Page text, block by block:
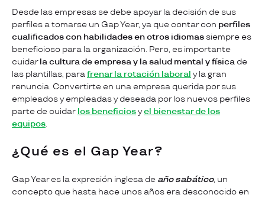
Desde las empresas se debe apoyar la decisión de sus
perfiles a tomarse un Gap Year, ya que contar con perfiles
cualificados con habilidades en otros idiomas siempre es
beneficioso para la organización. Pero, es importante
cuidarla cultura de empresa y la salud mental y física de
las plantillas, parafrenar la rotación laboral y la gran
renuncia. Convertirte en una empresa querida por sus
empleados y empleadas y deseada por los nuevos perfiles
parte de cuidar los beneficiosyel bienestar de los
equipos.
¿Qué es el Gap Year?
Gap Year es la expresión inglesa de año sabático, un
concepto que hasta hace unos años era desconocido en